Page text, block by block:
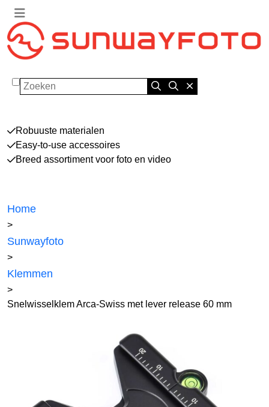
Zoeken
Robuuste materialen
Easy-to-use accessoires
Breed assortiment voor foto en video
Home
>
Sunwayfoto
>
Klemmen
>
Snelwisselklem Arca-Swiss met lever release 60 mm